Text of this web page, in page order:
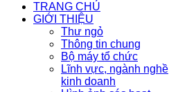
TRANG CHỦ
GIỚI THIỆU
Thư ngỏ
Thông tin chung
Bộ máy tổ chức
Lĩnh vực, ngành nghề
kinh doanh